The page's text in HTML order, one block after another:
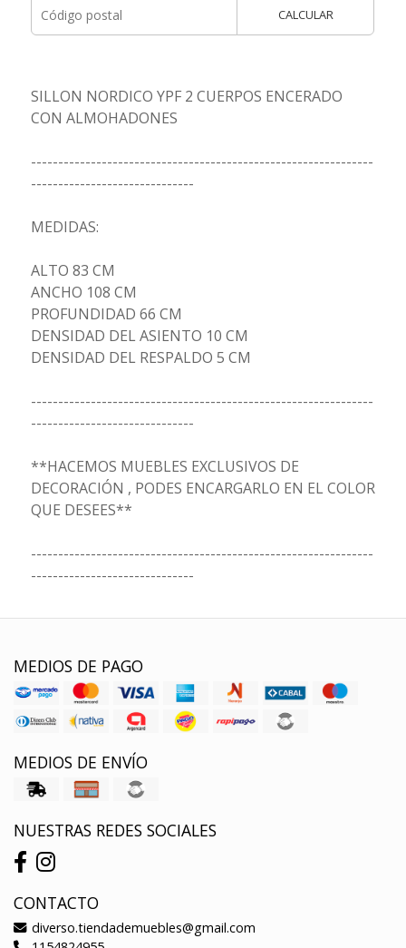
CALCULAR
SILLON NORDICO YPF 2 CUERPOS ENCERADO
CON ALMOHADONES
---------------------------------------------------------------
------------------------------
MEDIDAS:
ALTO 83 CM
ANCHO 108 CM
PROFUNDIDAD 66 CM
DENSIDAD DEL ASIENTO 10 CM
DENSIDAD DEL RESPALDO 5 CM
---------------------------------------------------------------
------------------------------
**HACEMOS MUEBLES EXCLUSIVOS DE
DECORACIÓN , PODES ENCARGARLO EN EL COLOR
QUE DESEES**
---------------------------------------------------------------
------------------------------
MEDIOS DE PAGO
MEDIOS DE ENVÍO
NUESTRAS REDES SOCIALES
CONTACTO
diverso.tiendademuebles@gmail.com